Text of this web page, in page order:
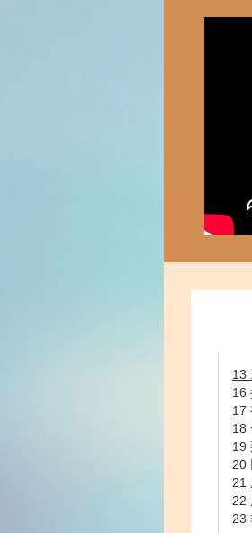
13
16
17
18
19
20
21
22
23